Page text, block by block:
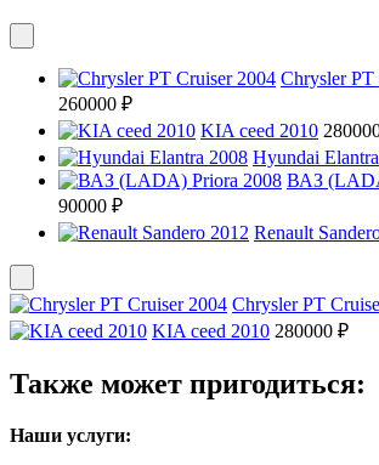
Chrysler PT
260000 ₽
KIA ceed 2010
Hyundai
ВАЗ
90000 ₽
Renault
Chrysler PT
KIA ceed 2010 280000 ₽
Также может пригодиться:
Наши услуги: